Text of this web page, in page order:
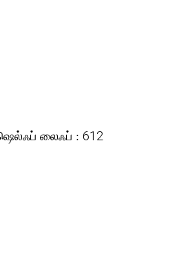
லைஃப் : 612